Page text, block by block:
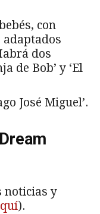
con
dos
de Bob’ y ‘El
José Miguel’.
noticias y
).